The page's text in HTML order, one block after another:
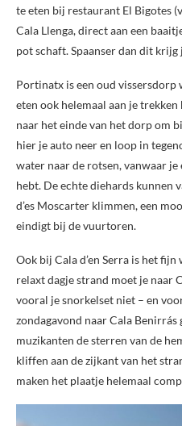
te eten bij restaurant El Bigotes
Cala Llenga, direct aan een
pot schaft. Spaanser dan dit krijg
Portinatx is een oud vissersdorp
eten ook helemaal aan je
naar het einde van het dorp om
hier je auto neer en loop in
water naar de rotsen, vanwaar
hebt. De echte diehards kunnen
d’es Moscarter klimmen, een
eindigt bij de vuurtoren.
Ook bij Cala d’en Serra is het
relaxt dagje strand moet je naar
vooral je snorkelset niet – en
zondagavond naar Cala Benirrás
muzikanten de sterren van de
kliffen aan de zijkant van het
maken het plaatje helemaal